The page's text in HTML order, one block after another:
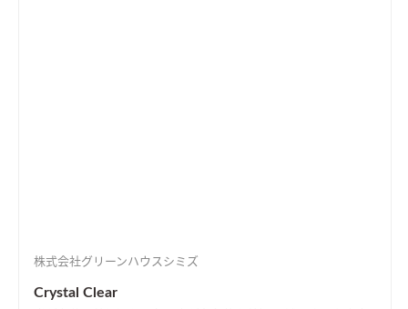
株式会社グリーンハウスシミズ
Crystal Clear